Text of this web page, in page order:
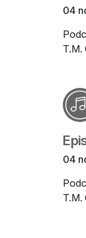
04
T.M.
04
T.M.